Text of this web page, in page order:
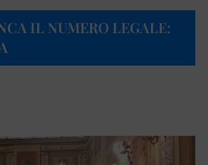
IL NUMERO LEGALE: